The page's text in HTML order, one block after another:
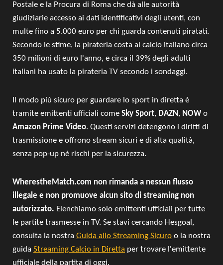
Postale e la Procura di Roma che dà alle autorità
giudiziarie accesso ai dati identificativi degli utenti, con
multe fino a 5.000 euro per chi guarda contenuti piratati.
Secondo le stime, la pirateria costa al calcio italiano circa
350 milioni di euro l'anno, e circa il 39% degli adulti
italiani ha usato la pirateria TV secondo i sondaggi.
Il modo più sicuro per guardare lo sport in diretta è
tramite emittenti ufficiali come Sky Sport, DAZN, NOW o
Amazon Prime Video. Questi servizi detengono i diritti di
trasmissione e offrono stream sicuri e di alta qualità,
senza pop-up né rischi per la sicurezza.
WherestheMatch.com non rimanda a nessun flusso
illegale e non promuove alcun sito di streaming non
autorizzato. Elenchiamo solo emittenti ufficiali per tutte
le partite trasmesse in TV. Se stavi cercando Hesgoal,
consulta la nostra Guida allo Streaming Sicuro o la nostra
guida Streaming Calcio in Diretta per trovare l'emittente
ufficiale della partita di oggi.